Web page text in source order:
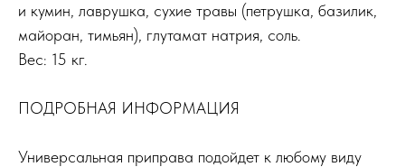
и кумин, лаврушка, сухие травы (петрушка, базилик,
майоран, тимьян), глутамат натрия, соль.
Вес: 15 кг.
ПОДРОБНАЯ ИНФОРМАЦИЯ
Универсальная приправа подойдет к любому виду